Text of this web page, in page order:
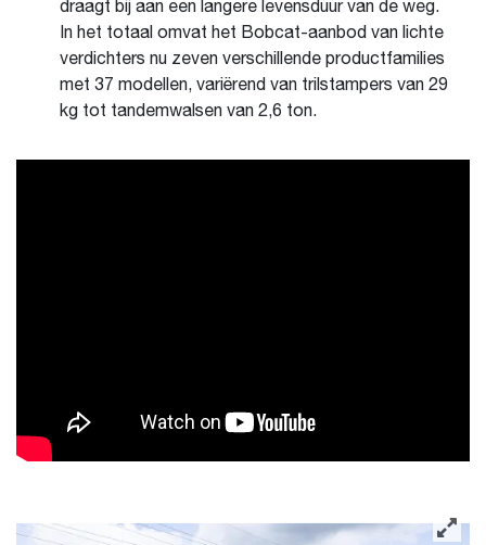
draagt bij aan een langere levensduur van de weg.
In het totaal omvat het Bobcat-aanbod van lichte
verdichters nu zeven verschillende productfamilies
met 37 modellen, variërend van trilstampers van 29
kg tot tandemwalsen van 2,6 ton.